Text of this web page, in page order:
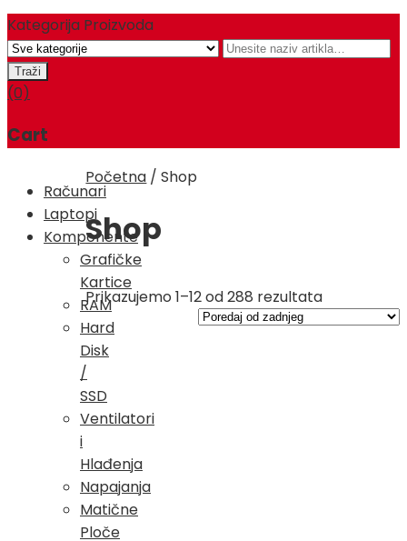
Kategorija Proizvoda
(0)
Cart
Računari
Laptopi
Komponente
Grafičke
Kartice
RAM
Hard
Disk
/
SSD
Ventilatori
i
Hlađenja
Napajanja
Matične
Ploče
Početna /Shop
Shop
Prikazujemo 1–12 od 288 rezultataPoredano